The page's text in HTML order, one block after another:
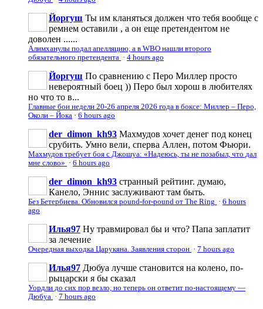
Йоргуш Ты им кланяться должен что тебя вообще с
ремнем оставили , а он еще претендентом не
доволен ......
Алимханулы подал апелляцию, а в WBO нашли второго
обязательного претендента · 4 hours ago
Йоргуш По сравнению с Перо Миллер просто
невероятный боец )) Перо был хорош в любителях
но что то в...
Главные бои недели 20-26 апреля 2026 года в боксе: Миллер – Перо,
Околи – Йока · 6 hours ago
der_dimon_kh93 Махмудов хочет денег под конец
срубить. Умно вели, сперва Аллен, потом Фьюри.
Махмудов требует боя с Джошуа: «Надеюсь, ты не позабыл, что дал
мне слово» · 6 hours ago
der_dimon_kh93 странный рейтинг. думаю,
Канело, Эннис заслуживают там быть.
Без Бетербиева. Обновился pound-for-pound от The Ring · 6 hours
ago
Илья97 Ну травмировал бы и что? Папа заплатит
за лечение
Очередная выходка Царукяна. Заявления сторон · 7 hours ago
Илья97 Дюбуа лучше становится на колено, по-
рыцарски я бы сказал
Уордли до сих пор везло, но теперь он ответит по-настоящему —
Дюбуа · 7 hours ago